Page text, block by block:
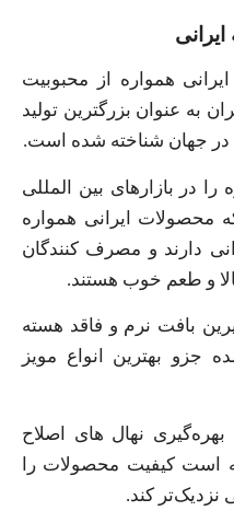
همواره از محبوبیت
به عنوان بزرگترین تولید
در جهان شناخته شده است.
را در بازارهای بین المللی
محصولات ایرانی همواره
دارند و مصرف کنندگان
و طعم خوب هستند.
بافت نرم و فاقد هسته
جزو بهترین انواع مویز
نهال های اصلاح
است کیفیت محصولات را
نزدیک‌تر کند.